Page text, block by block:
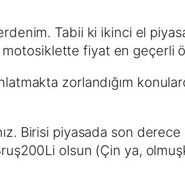
Tabii ki ikinci el
fiyat en geçerli
zorlandığım
Birisi piyasada son
olsun (Çin ya,